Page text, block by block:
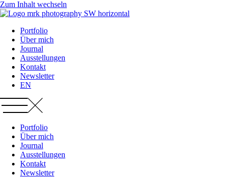
Zum Inhalt wechseln
Portfolio
Über mich
Journal
Ausstellungen
Kontakt
Newsletter
EN
Portfolio
Über mich
Journal
Ausstellungen
Kontakt
Newsletter